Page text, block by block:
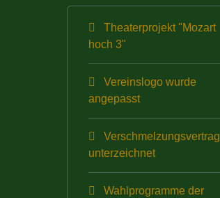
Theaterprojekt "Mozart
hoch 3"
Vereinslogo wurde
angepasst
Verschmelzungsvertrag
unterzeichnet
Wahlprogramme der